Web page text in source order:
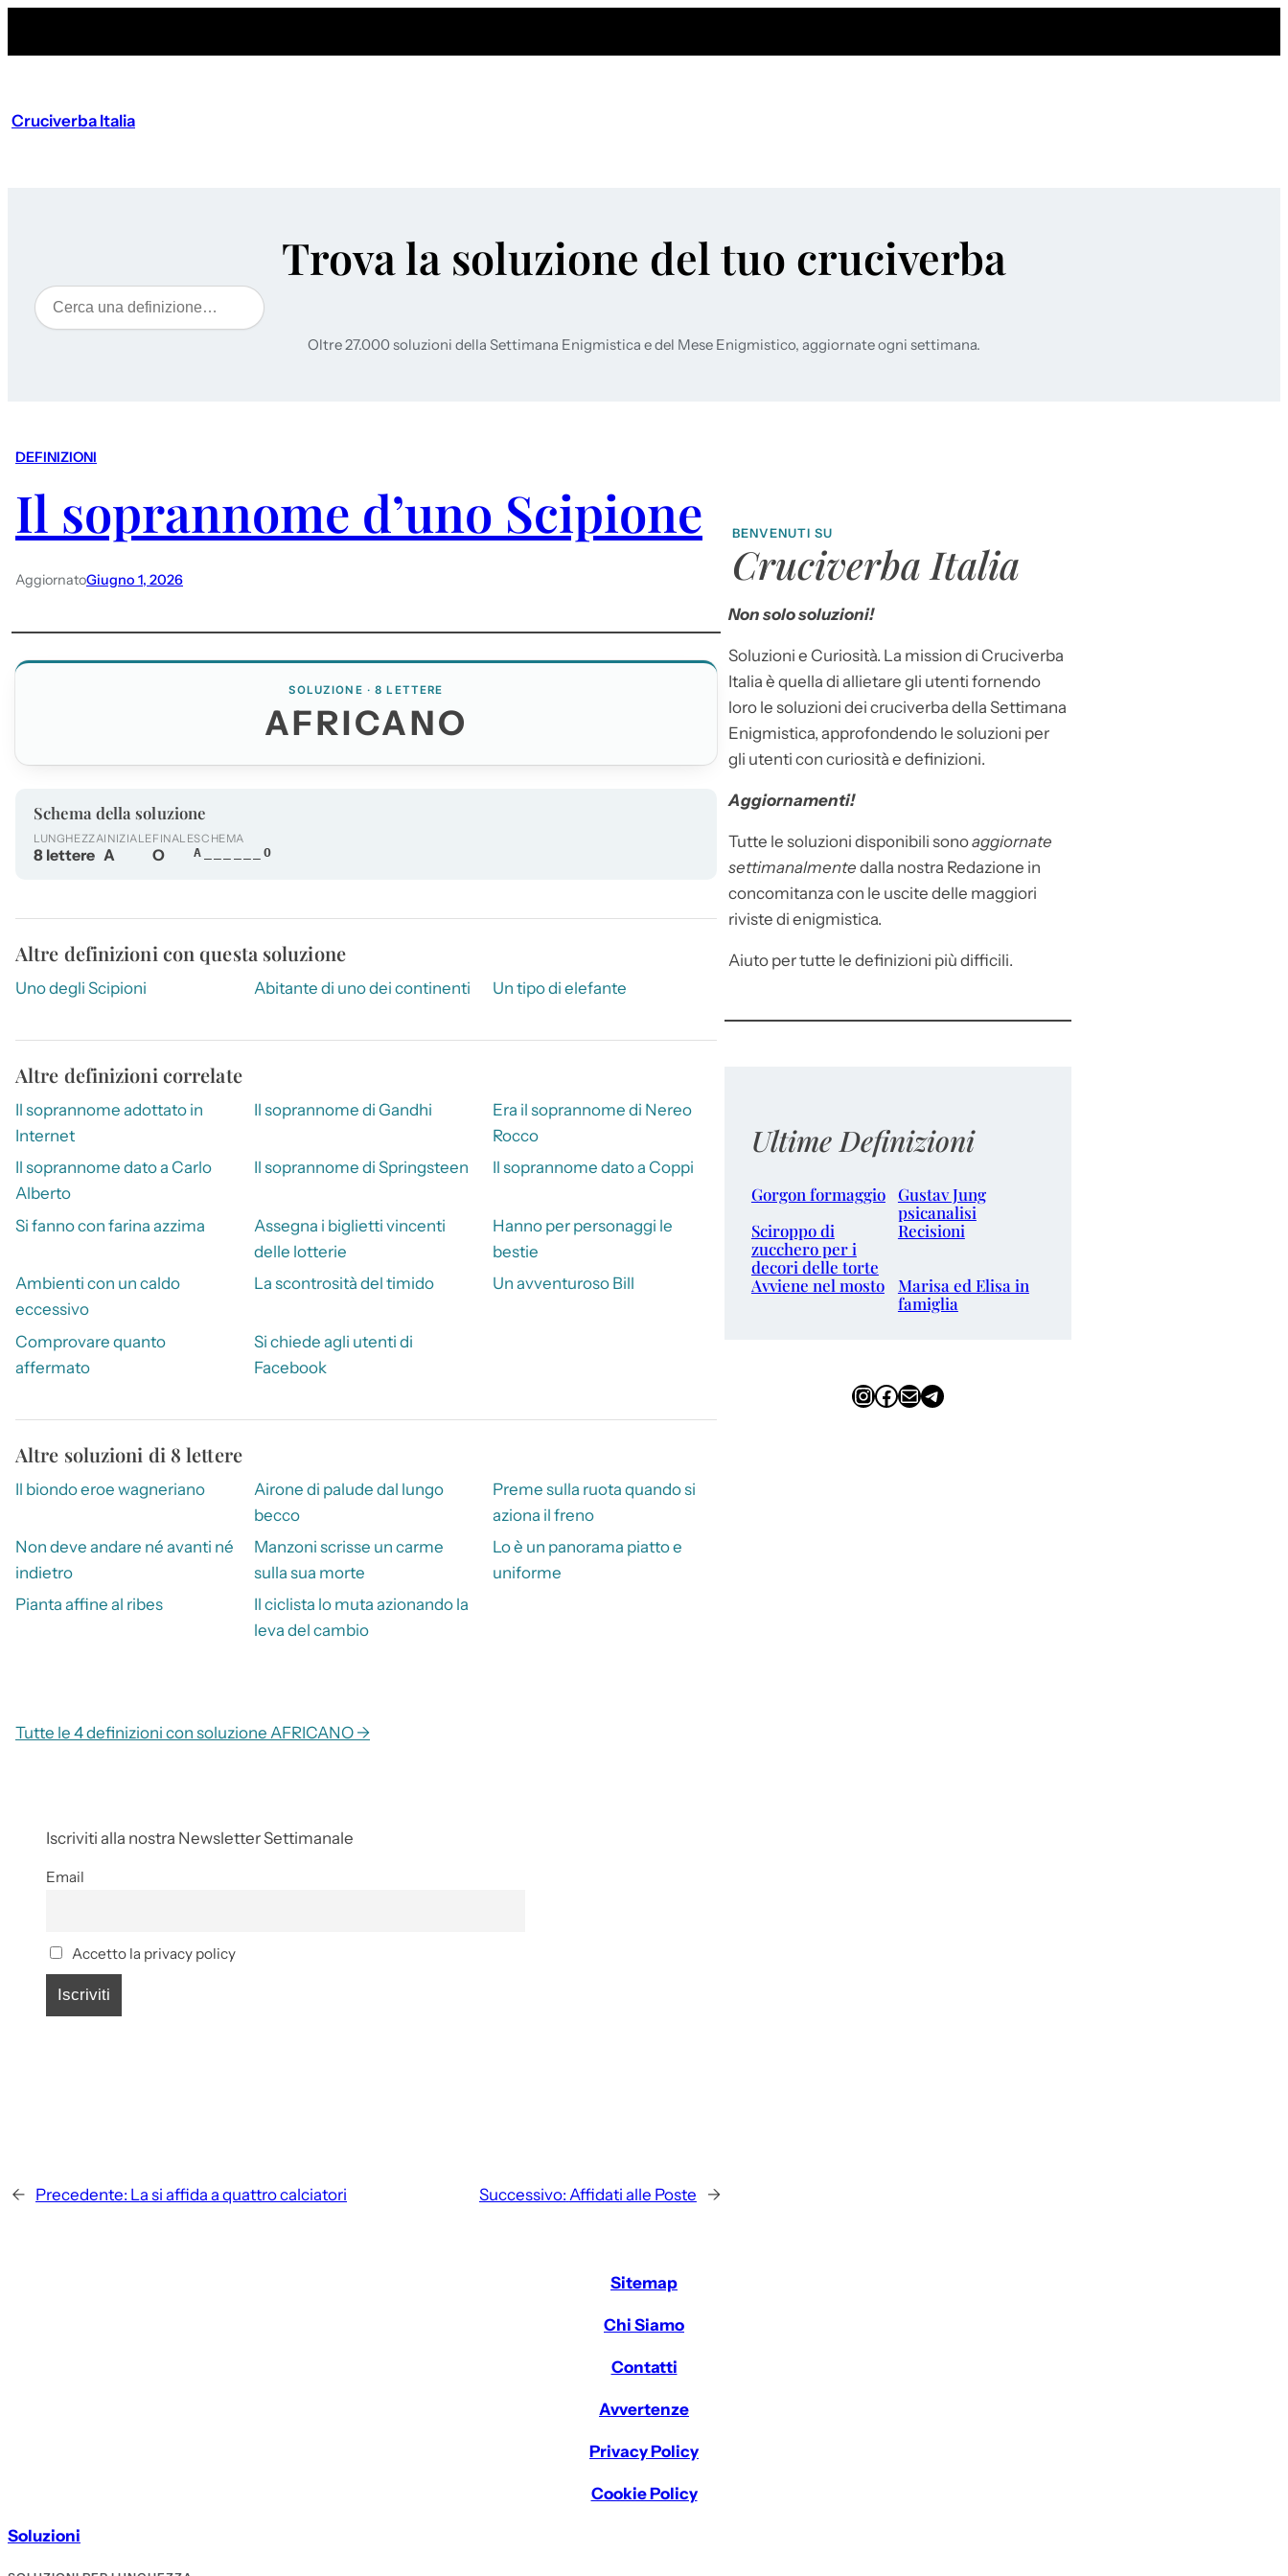
Cruciverba Italia
Trova la soluzione del tuo cruciverba
Cerca
Oltre 27.000 soluzioni della Settimana Enigmistica e del Mese Enigmistico, aggiornate ogni settimana.
DEFINIZIONI
Il soprannome d’uno Scipione
AggiornatoGiugno 1, 2026
SOLUZIONE · 8 LETTERE
AFRICANO
Schema della soluzione
LUNGHEZZA
8 lettere
INIZIALE
A
FINALE
O
SCHEMA
A______O
Altre definizioni con questa soluzione
Uno degli Scipioni Abitante di uno dei continenti Un tipo di elefante
Altre definizioni correlate
Il soprannome adottato in
Internet
Il soprannome di Gandhi
Era il soprannome di Nereo
Rocco
Il soprannome dato a Carlo
Alberto
Il soprannome di Springsteen Il soprannome dato a Coppi
Si fanno con farina azzima
Assegna i biglietti vincenti
delle lotterie
Hanno per personaggi le
bestie
Ambienti con un caldo
eccessivo
La scontrosità del timido Un avventuroso Bill
Comprovare quanto
affermato
Si chiede agli utenti di
Facebook
Altre soluzioni di 8 lettere
Il biondo eroe wagneriano
Airone di palude dal lungo
becco
Preme sulla ruota quando si
aziona il freno
Non deve andare né avanti né
indietro
Manzoni scrisse un carme
sulla sua morte
Lo è un panorama piatto e
uniforme
Pianta affine al ribes
Il ciclista lo muta azionando la
leva del cambio
Tutte le 4 definizioni con soluzione AFRICANO →
Iscriviti alla nostra Newsletter Settimanale
Email
Accetto la privacy policy
← Precedente: La si affida a quattro calciatori Successivo: Affidati alle Poste →
BENVENUTI SU
Cruciverba Italia
Non solo soluzioni!
Soluzioni e Curiosità. La mission di Cruciverba
Italia è quella di allietare gli utenti fornendo
loro le soluzioni dei cruciverba della Settimana
Enigmistica, approfondendo le soluzioni per
gli utenti con curiosità e definizioni.
Aggiornamenti!
Tutte le soluzioni disponibili sonoaggiornate
settimanalmente dalla nostra Redazione in
concomitanza con le uscite delle maggiori
riviste di enigmistica.
Aiuto per tutte le definizioni più difficili.
Ultime Definizioni
Gorgon formaggio Gustav Jung
psicanalisi
Sciroppo di
zucchero per i
decori delle torte
Recisioni
Avviene nel mosto
Marisa ed Elisa in
famiglia
InstagramFacebook Email Telegram
Sitemap
Chi Siamo
Contatti
Avvertenze
Privacy Policy
Cookie Policy
Soluzioni